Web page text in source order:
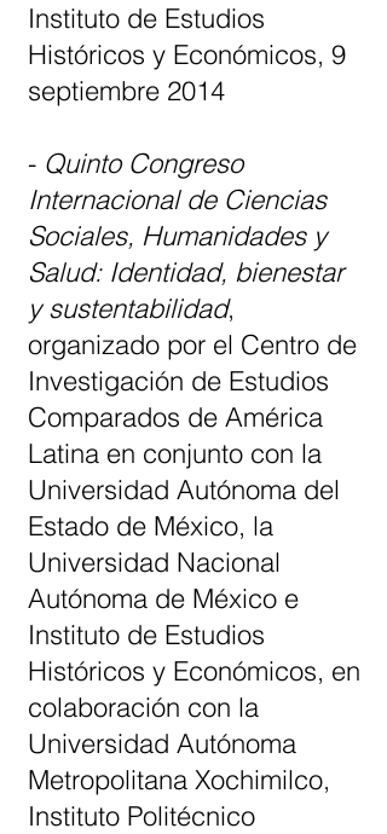
Instituto de Estudios
Históricos y Económicos, 9
septiembre 2014
- Quinto Congreso
Internacional de Ciencias
Sociales, Humanidades y
Salud: Identidad, bienestar
y sustentabilidad,
organizado por el Centro de
Investigación de Estudios
Comparados de América
Latina en conjunto con la
Universidad Autónoma del
Estado de México, la
Universidad Nacional
Autónoma de México e
Instituto de Estudios
Históricos y Económicos, en
colaboración con la
Universidad Autónoma
Metropolitana Xochimilco,
Instituto Politécnico